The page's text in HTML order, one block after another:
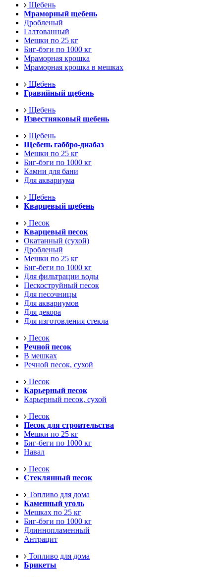
Щебень
Мраморный щебень
Дробленый
Галтованный
Мешки по 25 кг
Биг-бэги по 1000 кг
Мраморная крошка
Мраморная крошка в мешках
Щебень
Гравийный щебень
Щебень
Известняковый щебень
Щебень
Щебень габбро-диабаз
Мешки по 25 кг
Биг-бэги по 1000 кг
Камни для бани
Для аквариума
Щебень
Кварцевый щебень
Песок
Кварцевый песок
Окатанный (сухой)
Дробленый
Мешки по 25 кг
Биг-беги по 1000 кг
Для фильтрации воды
Пескоструйный песок
Для песочницы
Для аквариумов
Для декора
Для изготовления стекла
Песок
Речной песок
В мешках
Речной песок, сухой
Песок
Карьерный песок
Карьерный песок, сухой
Песок
Песок для строительства
Мешки по 25 кг
Биг-беги по 1000 кг
Навал
Песок
Стеклянный песок
Топливо для дома
Каменный уголь
Мешках по 25 кг
Биг-бэги по 1000 кг
Длиннопламенный
Антрацит
Топливо для дома
Брикеты